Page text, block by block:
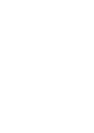
A partir de
le podían
acusados,
finalidad de